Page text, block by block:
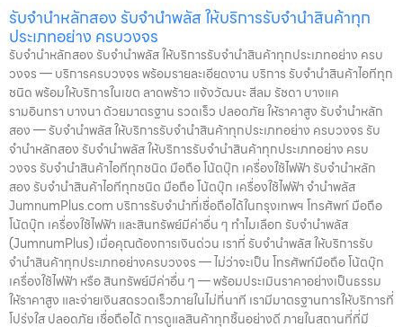
รับจำนำหลักสอง รับจำนำพลัส ให้บริการรับจำนำสินค้าทุก
ประเภทอย่าง ครบวงจร
รับจำนำหลักสอง รับจำนำพลัส ให้บริการรับจำนำสินค้าทุกประเภทอย่าง ครบ
วงจร — บริการครบวงจร พร้อมรายละเอียดงาน บริการ รับจำนำสินค้าไอทีทุก
ชนิด พร้อมให้บริการในเขต ลาดพร้าว แจ้งวัฒนะ สีลม รัชดา บางแค
รามอินทรา บางนา ด้วยมาตรฐาน รวดเร็ว ปลอดภัย ให้ราคาสูง รับจำนำหลัก
สอง — รับจำนำพลัส ให้บริการรับจำนำสินค้าทุกประเภทอย่าง ครบวงจร รับ
จำนำหลักสอง รับจำนำพลัส ให้บริการรับจำนำสินค้าทุกประเภทอย่าง ครบ
วงจร รับจำนำสินค้าไอทีทุกชนิด มือถือ โน้ตบุ๊ก เครื่องใช้ไฟฟ้า รับจำนำหลัก
สอง รับจำนำสินค้าไอทีทุกชนิด มือถือ โน้ตบุ๊ก เครื่องใช้ไฟฟ้า จำนำพลัส
JumnumPlus.com บริการรับจำนำที่เชื่อถือได้ในกรุงเทพฯ โทรศัพท์ มือถือ
โน้ตบุ๊ก เครื่องใช้ไฟฟ้า และสินทรัพย์มีค่าอื่น ๆ ทำไมเลือก รับจำนำพลัส
(JumnumPlus) เมื่อคุณต้องการเงินด่วน เราที่ รับจำนำพลัส ให้บริการรับ
จำนำสินค้าทุกประเภทอย่างครบวงจร — ไม่ว่าจะเป็น โทรศัพท์มือถือ โน้ตบุ๊ก
เครื่องใช้ไฟฟ้า หรือ สินทรัพย์มีค่าอื่น ๆ — พร้อมประเมินราคาอย่างเป็นธรรม
ให้ราคาสูง และจ่ายเงินสดรวดเร็วภายในไม่กี่นาที เรามีมาตรฐานการให้บริการที่
โปร่งใส ปลอดภัย เชื่อถือได้ การดูแลสินค้าทุกชิ้นอย่างดี ภายในสถานที่ที่มี